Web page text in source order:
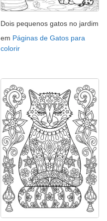
Dois pequenos gatos no jardim
em Páginas de Gatos para
colorir